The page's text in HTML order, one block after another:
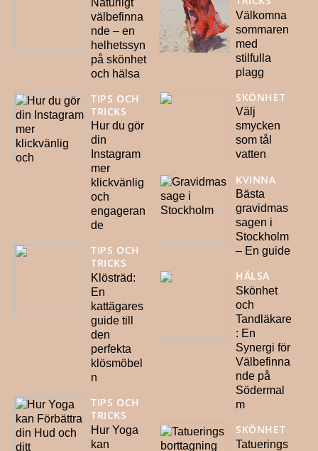
välbefinna
nde – en
helhetssyn
på skönhet
och hälsa
TIPS OCH
TRICKS
Hur du gör
din
Instagram
mer
klickvänlig
och
engageran
de
TIPS OCH
TRICKS
Klösträd:
En
kattägares
guide till
den
perfekta
klösmöbel
n
TIPS OCH
TRICKS
Hur Yoga
kan
Välkomna
sommaren
med
stilfulla
plagg
SKÖNHET
Välj
smycken
som tål
vatten
KVINNA
Bästa
gravidmas
sagen i
Stockholm
– En guide
HÄLSA
Skönhet
och
Tandläkare
: En
Synergi för
Välbefinna
nde på
Södermal
m
SKÖNHET
Tatuerings